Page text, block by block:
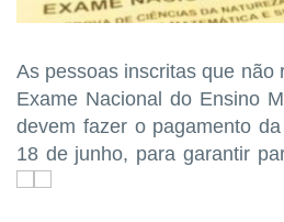
As pessoas inscritas que não
Exame Nacional do Ensino
devem fazer o pagamento
18 de junho, para garantir